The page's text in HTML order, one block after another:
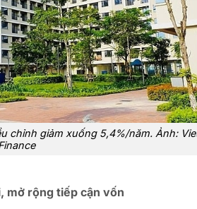
chỉnh giảm xuống 5,4%/năm. Ảnh:
mở rộng tiếp cận vốn